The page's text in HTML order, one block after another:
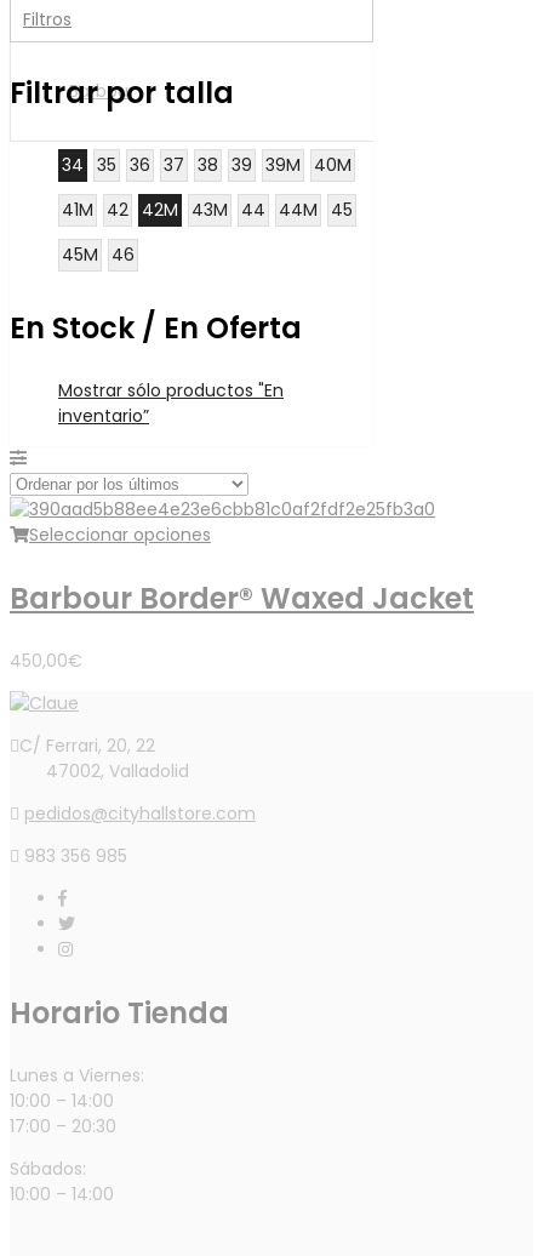
Filtros
Barbour
Filtrar por talla
34 35 36 37 38 39 39M
40M
41M
42 42M 43M 44 44M
45
45M
46
En Stock / En Oferta
Mostrar sólo productos "En
inventario”
Seleccionar opciones
Barbour Border® Waxed Jacket
450,00€
C/ Ferrari, 20, 22
47002, Valladolid
pedidos@cityhallstore.com
983 356 985
Horario Tienda
Lunes a Viernes:
10:00 – 14:00
17:00 – 20:30
Sábados:
10:00 – 14:00